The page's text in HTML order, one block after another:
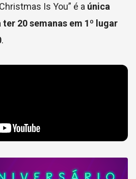
Is You” é a única
20 semanas em 1º lugar
.